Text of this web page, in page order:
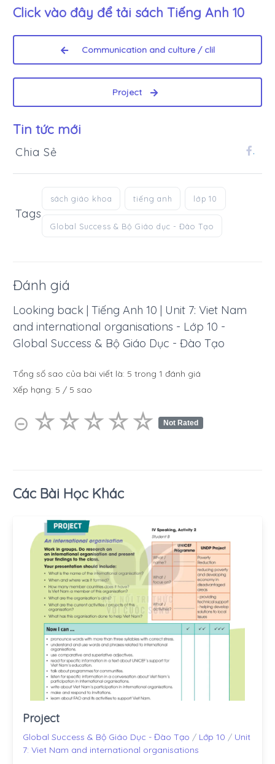
Click vào đây để tải sách Tiếng Anh 10
Communication and culture / clil
Project
Tin tức mới
Chia Sẻ .
Tags
sách giáo khoa tiếng anh lớp 10
Global Success & Bộ Giáo dục - Đào Tạo
Đánh giá
Looking back | Tiếng Anh 10 | Unit 7: Viet Nam
and international organisations - Lớp 10 -
Global Success & Bộ Giáo Dục - Đào Tạo
Tổng số sao của bài viết là: 5 trong 1 đánh giá
Xếp hạng: 5 / 5 sao
⊝ ☆☆☆☆☆
★★★★★ Not Rated
Các Bài Học Khác
Project
Global Success & Bộ Giáo Dục - Đào Tạo / Lớp 10 / Unit
7: Viet Nam and international organisations